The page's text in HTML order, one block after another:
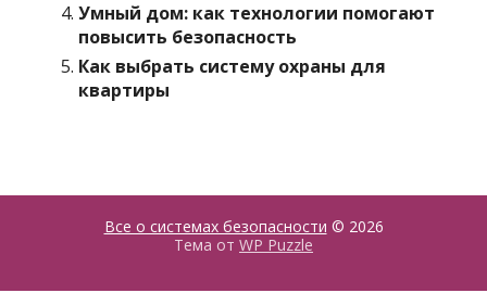
Умный дом: как технологии помогают
повысить безопасность
Как выбрать систему охраны для
квартиры
Все о системах безопасности © 2026
Тема от WP Puzzle